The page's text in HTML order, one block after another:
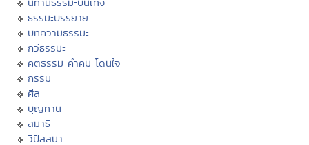
ธรรมะบรรยาย
บทความธรรมะ
กวีธรรมะ
คติธรรม คำคม โดนใจ
กรรม
ศีล
บุญทาน
สมาธิ
วิปัสสนา